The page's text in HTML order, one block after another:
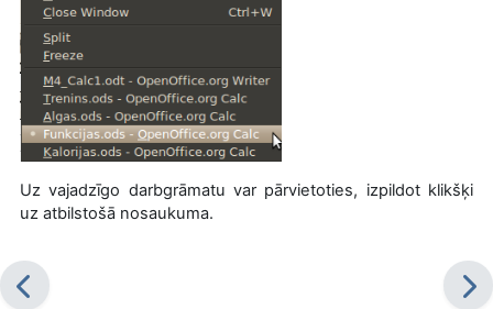
Uz vajadzīgo darbgrāmatu var pārvietoties, izpildot klikšķi
uz atbilstošā nosaukuma.